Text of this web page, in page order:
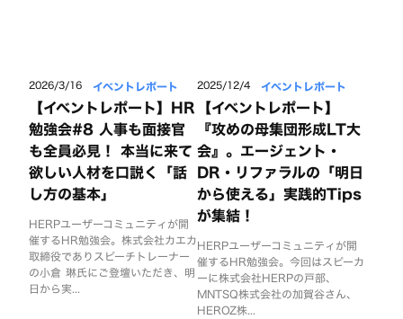
2026/3/16 イベントレポート
【イベントレポート】HR
勉強会#8 人事も面接官
も全員必見！ 本当に来て
欲しい人材を口説く「話
し方の基本」
HERPユーザーコミュニティが開
催するHR勉強会。株式会社カエカ
取締役でありスピーチトレーナー
の小倉 琳氏にご登壇いただき、明
日から実...
2025/12/4 イベントレポート
【イベントレポート】
『攻めの母集団形成LT大
会』。エージェント・
DR・リファラルの「明日
から使える」実践的Tips
が集結！
HERPユーザーコミュニティが開
催するHR勉強会。今回はスピーカ
ーに株式会社HERPの戸部、
MNTSQ株式会社の加賀谷さん、
HEROZ株...